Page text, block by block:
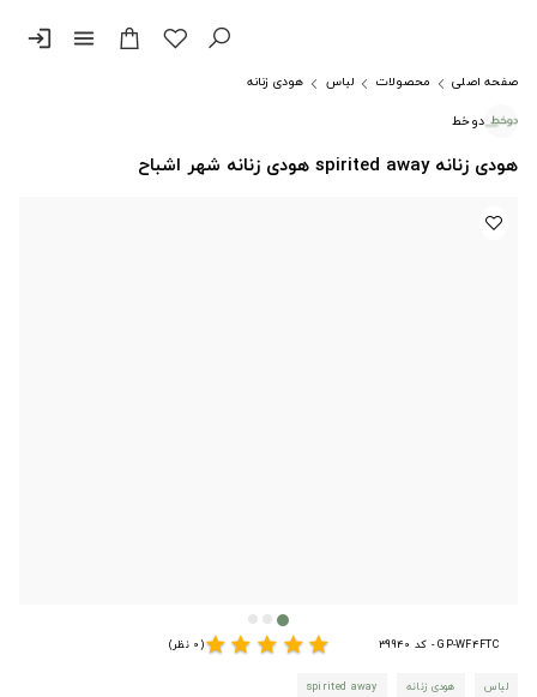
menu
login
صفحه اصلی محصولات لباس
هودی زنانه
دوخط
هودی زنانه spirited away هودی زنانه شهر اشباح
GP-WF4FTC - کد 39940 star
star
star
star
star(0 نظر)
لباس هودی زنانه spirited away